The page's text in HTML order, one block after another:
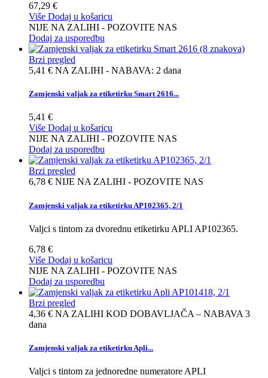
67,29 €
Više Dodaj u košaricu
NIJE NA ZALIHI - POZOVITE NAS
Dodaj za usporedbu
Brzi pregled
5,41 € NA ZALIHI - NABAVA: 2 dana
Zamjenski valjak za etiketirku Smart 2616...
5,41 €
Više Dodaj u košaricu
NIJE NA ZALIHI - POZOVITE NAS
Dodaj za usporedbu
Brzi pregled
6,78 € NIJE NA ZALIHI - POZOVITE NAS
Zamjenski valjak za etiketirku AP102365, 2/1
Valjci s tintom za dvorednu etiketirku APLI AP102365.
6,78 €
Više Dodaj u košaricu
NIJE NA ZALIHI - POZOVITE NAS
Dodaj za usporedbu
Brzi pregled
4,36 € NA ZALIHI KOD DOBAVLJAČA – NABAVA 3
dana
Zamjenski valjak za etiketirku Apli...
Valjci s tintom za jednoredne numeratore APLI